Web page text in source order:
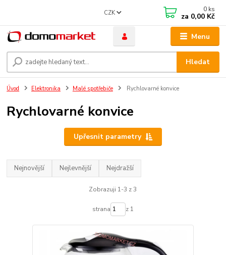
Menu
CZK
Hledat
0 ks
za 0,00 Kč
Úvod Elektronika Malé spotřebiče Rychlovarné konvice
Rychlovarné konvice
Upřesnit parametry
Nejnovější Nejlevnější Nejdražší
Zobrazuji 1-3 z 3
strana z 1